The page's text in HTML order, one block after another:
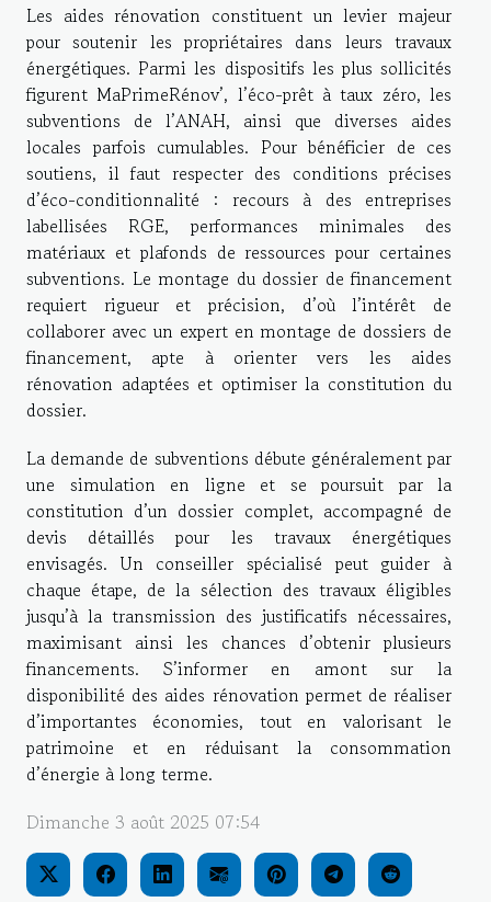
Les aides rénovation constituent un levier majeur
pour soutenir les propriétaires dans leurs travaux
énergétiques. Parmi les dispositifs les plus sollicités
figurent MaPrimeRénov’, l’éco-prêt à taux zéro, les
subventions de l’ANAH, ainsi que diverses aides
locales parfois cumulables. Pour bénéficier de ces
soutiens, il faut respecter des conditions précises
d’éco-conditionnalité : recours à des entreprises
labellisées RGE, performances minimales des
matériaux et plafonds de ressources pour certaines
subventions. Le montage du dossier de financement
requiert rigueur et précision, d’où l’intérêt de
collaborer avec un expert en montage de dossiers de
financement, apte à orienter vers les aides
rénovation adaptées et optimiser la constitution du
dossier.
La demande de subventions débute généralement par
une simulation en ligne et se poursuit par la
constitution d’un dossier complet, accompagné de
devis détaillés pour les travaux énergétiques
envisagés. Un conseiller spécialisé peut guider à
chaque étape, de la sélection des travaux éligibles
jusqu’à la transmission des justificatifs nécessaires,
maximisant ainsi les chances d’obtenir plusieurs
financements. S’informer en amont sur la
disponibilité des aides rénovation permet de réaliser
d’importantes économies, tout en valorisant le
patrimoine et en réduisant la consommation
d’énergie à long terme.
Dimanche 3 août 2025 07:54